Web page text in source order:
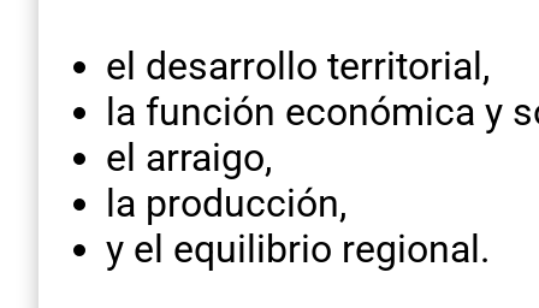
el desarrollo territorial,
la función económica y
el arraigo,
la producción,
y el equilibrio regional.